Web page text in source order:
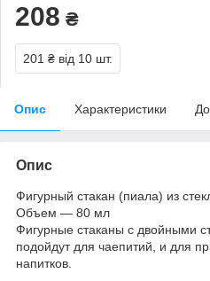
208 ₴
201 ₴ від 10 шт.
Опис Характеристики
Опис
Фигурный стакан (пиала) из
Объем ― 80 мл
Фигурные стаканы с двойными
подойдут для чаепитий, и для
напитков.